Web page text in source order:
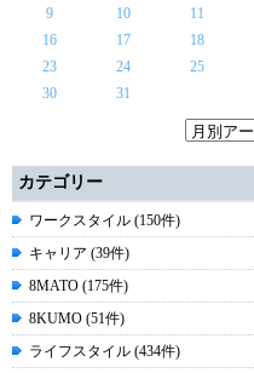
9
10 11
16
17 18
23
24 25
30
31
カテゴリー
ワークスタイル (150件)
キャリア (39件)
8MATO (175件)
8KUMO (51件)
ライフスタイル (434件)